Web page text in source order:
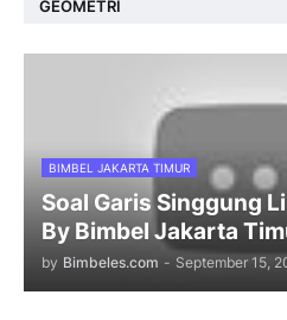
GEOMETRI
BIMBEL JAKARTA TIMUR
Soal Garis Singgung
By Bimbel Jakarta
by Bimbeles.com - September 15,